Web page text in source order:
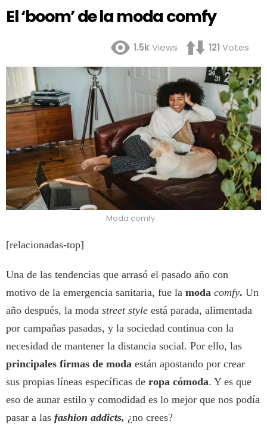
El ‘boom’ de la moda comfy
1.5kViews 121 Votes
Moda comfy
[relacionadas-top]
Una de las tendencias que arrasó el pasado año con
motivo de la emergencia sanitaria, fue la moda comfy. Un
año después, la moda street style está parada, alimentada
por campañas pasadas, y la sociedad continua con la
necesidad de mantener la distancia social. Por ello, las
principales firmas de moda están apostando por crear
sus propias líneas específicas de ropa cómoda. Y es que
eso de aunar estilo y comodidad es lo mejor que nos podía
pasar a las fashion addicts, ¿no crees?